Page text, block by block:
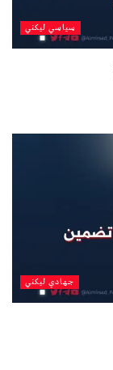
سیاسي لیکني
جهادي لیکني